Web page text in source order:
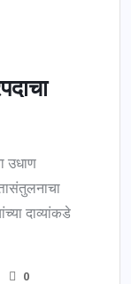
उधाण
दाव्यांकडे
0